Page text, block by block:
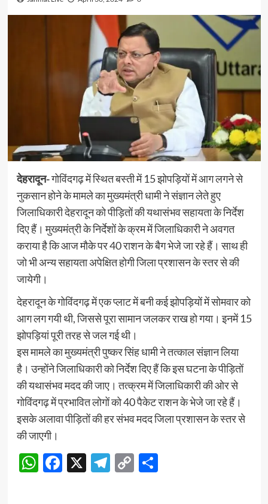
देहरादून-गोविंदगढ़ में स्थित बस्ती में 15 झोपड़ियों में आग लगने से
नुकसान होने के मामले का मुख्यमंत्री धामी ने संज्ञान लेते हुए
जिलाधिकारी देहरादून को पीड़ितों की यथासंभव सहायता के निर्देश
दिए हैं। मुख्यमंत्री के निर्देशों के क्रम में जिलाधिकारी ने अवगत
कराया है कि आज मौके पर 40 राशन के बैग भेजे जा रहे हैं। साथ ही
जो भी अन्य सहायता अपेक्षित होगी जिला प्रशासन के स्तर से की
जायेगी।
देहरादून के गोविंदगढ़ में एक प्लाट में बनी कई झोपड़ियों में सोमवार को
आग लग गयी थी, जिससे पूरा सामान जलकर राख हो गया। इनमें 15
झोपड़ियां पूरी तरह से जल गई थी।
इस मामले का मुख्यमंत्री पुष्कर सिंह धामी ने तत्काल संज्ञान लिया
है। उन्होंने जिलाधिकारी को निर्देश दिए हैं कि इस घटना के पीड़ितों
की यथासंभव मदद की जाए। तत्क्रम में जिलाधिकारी की ओर से
गोविंदगढ़ में प्रभावित लोगों को 40 पैकेट राशन के भेजे जा रहे हैं।
इसके अलावा पीड़ितों की हर संभव मदद जिला प्रशासन के स्तर से
की जाएगी।
WhatsApp
Facebook
X Telegram
CopyShare